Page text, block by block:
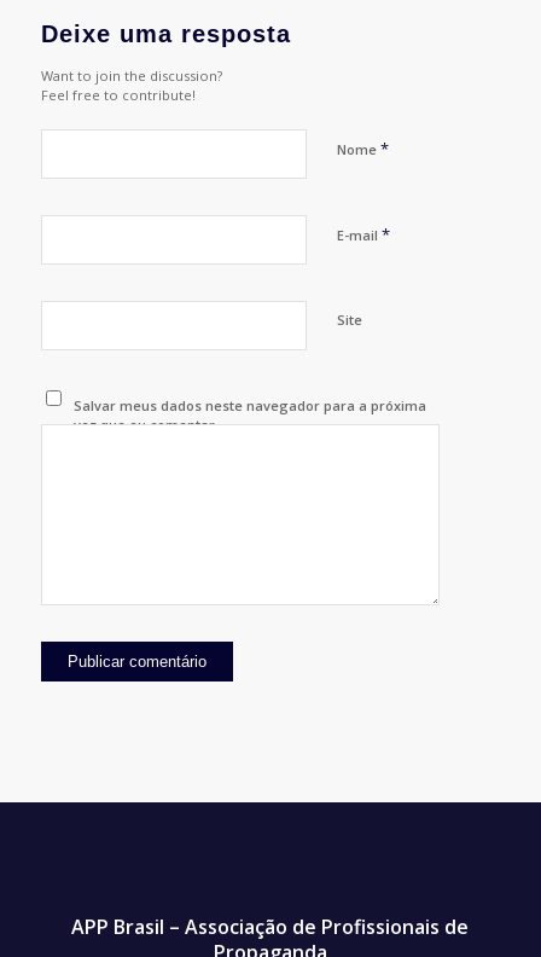
Deixe uma resposta
Want to join the discussion?
Feel free to contribute!
Nome *
E-mail *
Site
Salvar meus dados neste navegador para a próxima
vez que eu comentar.
APP Brasil – Associação de Profissionais de